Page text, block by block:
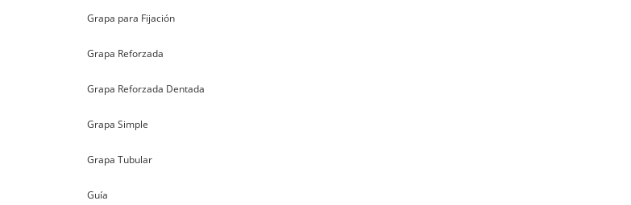
Grapa para Fijación
Grapa Reforzada
Grapa Reforzada Dentada
Grapa Simple
Grapa Tubular
Guía